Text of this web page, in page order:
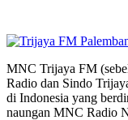
MNC Trijaya FM
Radio dan Sindo
di Indonesia yang
naungan MNC Radio